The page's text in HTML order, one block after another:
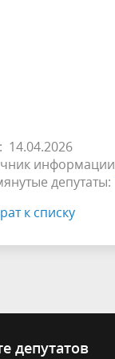
14.04.2026
депутаты:
к списку
депутатов